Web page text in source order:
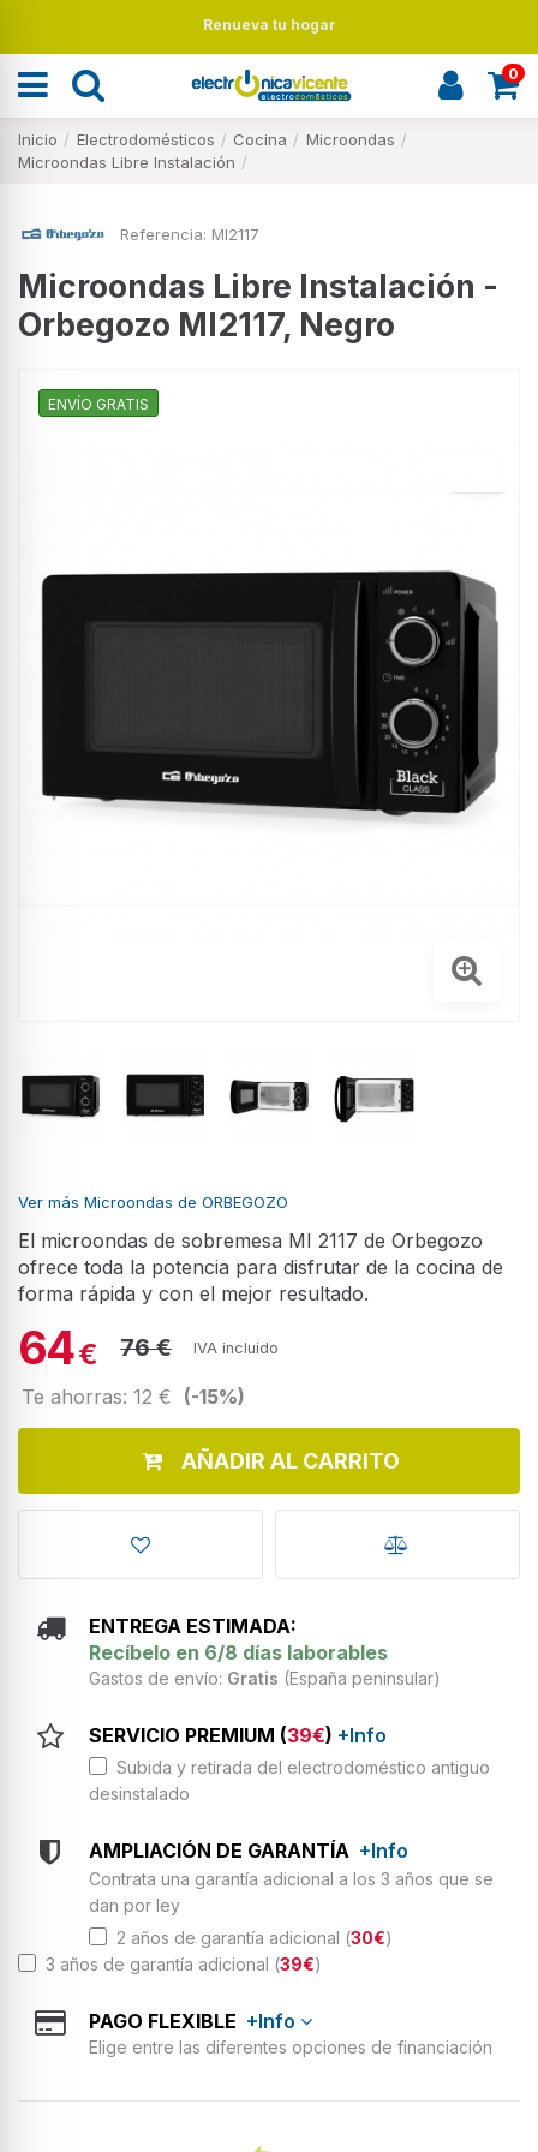
Renueva tu hogar
0
Inicio Electrodomésticos Cocina
Microondas
Microondas Libre Instalación
Referencia: MI2117
Microondas Libre Instalación -
Orbegozo MI2117, Negro
ENVÍO GRATIS
Ver más Microondas de ORBEGOZO
El microondas de sobremesa MI 2117 de Orbegozo
ofrece toda la potencia para disfrutar de la cocina de
forma rápida y con el mejor resultado.
64€ 76 € IVA incluido
Te ahorras: 12 € (-15%)
AÑADIR AL CARRITO
ENTREGA ESTIMADA:
Recíbelo en 6/8 días laborables
Gastos de envío: Gratis (España peninsular)
SERVICIO PREMIUM (39€) +Info
Subida y retirada del electrodoméstico antiguo
desinstalado
AMPLIACIÓN DE GARANTÍA +Info
Contrata una garantía adicional a los 3 años que se
dan por ley
2 años de garantía adicional (30€)
3 años de garantía adicional (39€)
PAGO FLEXIBLE +Info
Elige entre las diferentes opciones de financiación